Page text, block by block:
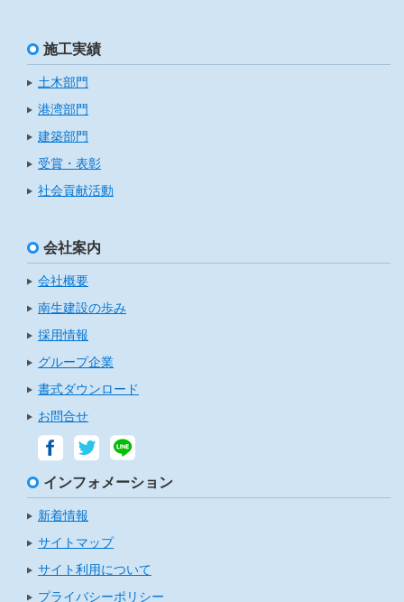
施工実績
土木部門
港湾部門
建築部門
受賞・表彰
社会貢献活動
会社案内
会社概要
南生建設の歩み
採用情報
グループ企業
書式ダウンロード
お問合せ
インフォメーション
新着情報
サイトマップ
サイト利用について
プライバシーポリシー